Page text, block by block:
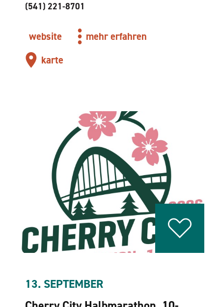
(541) 221-8701
website
mehr erfahren
karte
13. SEPTEMBER